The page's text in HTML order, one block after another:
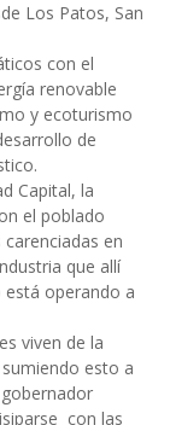
Los Patos, San
con el
renovable
y ecoturismo
de
Capital, la
el poblado
en
que allí
operando a
viven de la
esto a
con las